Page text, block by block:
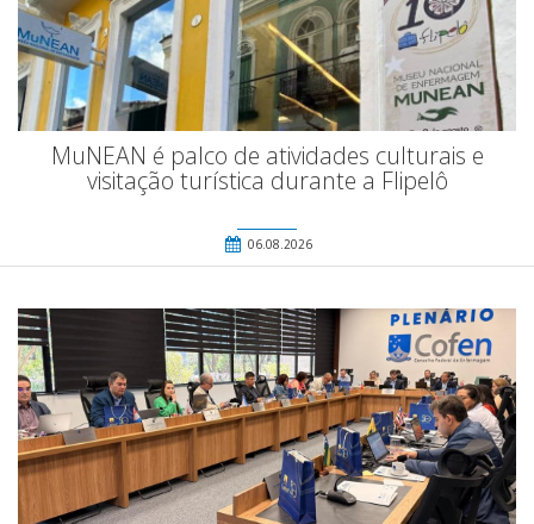
MuNEAN é palco de atividades culturais e
visitação turística durante a Flipelô
06.08.2026